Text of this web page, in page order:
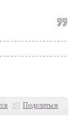
Поделиться